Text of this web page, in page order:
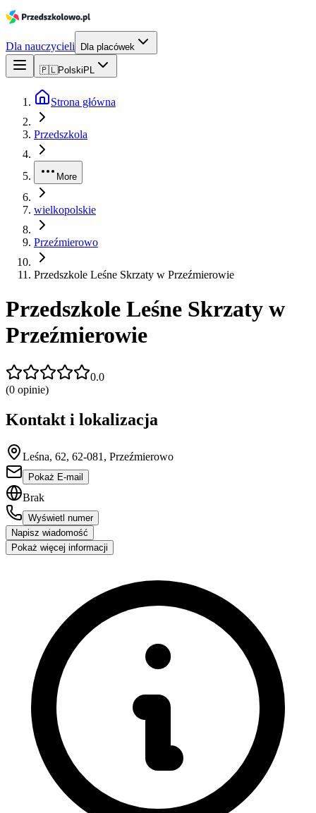
Dla nauczycieli Dla placówek
🇵🇱Polski PL
Strona główna
Przedszkola
More
wielkopolskie
Przeźmierowo
Przedszkole Leśne Skrzaty w Przeźmierowie
Przedszkole Leśne Skrzaty w
Przeźmierowie
0.0
(0 opinie)
Kontakt i lokalizacja
Leśna, 62, 62-081, Przeźmierowo
Pokaż E-mail
Brak
Wyświetl numer
Napisz wiadomość
Pokaż więcej informacji